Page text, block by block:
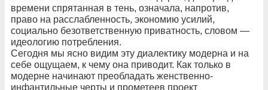
времени спрятанная в тень, означала, напротив,
право на расслабленность, экономию усилий,
социально безответственную приватность, словом —
идеологию потребления.
Сегодня мы ясно видим эту диалектику модерна и на
себе ощущаем, к чему она приводит. Как только в
модерне начинают преобладать женственно-
инфантильные черты и прометеев проект